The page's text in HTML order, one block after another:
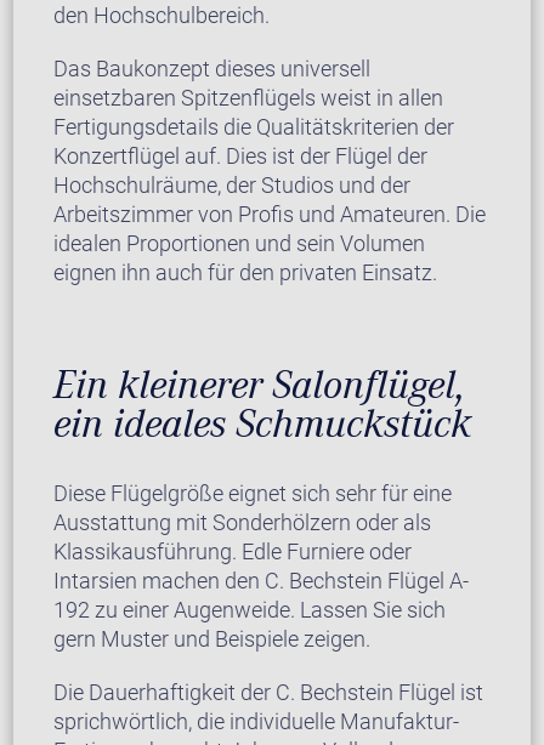
den Hochschulbereich.
Das Baukonzept dieses universell
einsetzbaren Spitzenflügels weist in allen
Fertigungsdetails die Qualitätskriterien der
Konzertflügel auf. Dies ist der Flügel der
Hochschulräume, der Studios und der
Arbeitszimmer von Profis und Amateuren. Die
idealen Proportionen und sein Volumen
eignen ihn auch für den privaten Einsatz.
Ein kleinerer Salonflügel,
ein ideales Schmuckstück
Diese Flügelgröße eignet sich sehr für eine
Ausstattung mit Sonderhölzern oder als
Klassikausführung. Edle Furniere oder
Intarsien machen den C. Bechstein Flügel A-
192 zu einer Augenweide. Lassen Sie sich
gern Muster und Beispiele zeigen.
Die Dauerhaftigkeit der C. Bechstein Flügel ist
sprichwörtlich, die individuelle Manufaktur-